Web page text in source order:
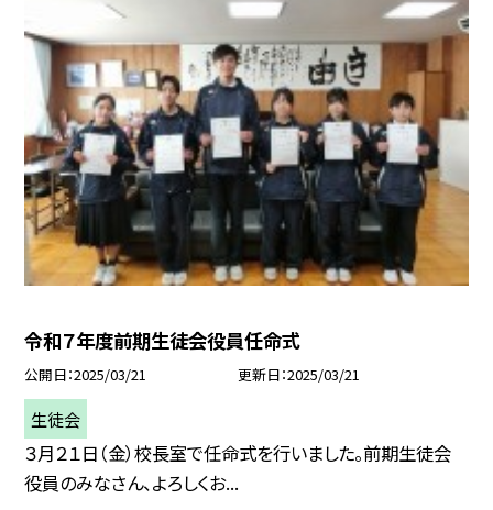
令和７年度前期生徒会役員任命式
公開日 2025/03/21 更新日 2025/03/21
生徒会
３月２１日（金）校長室で任命式を行いました。前期生徒会
役員のみなさん、よろしくお...